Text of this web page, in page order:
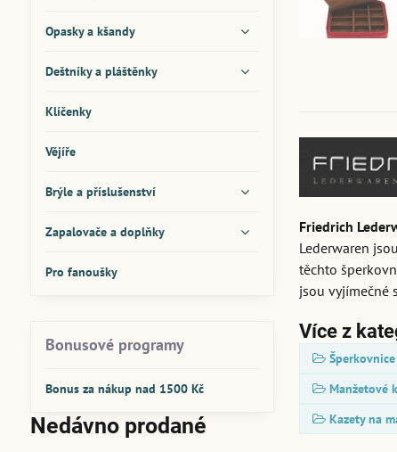
Friedrich
Lederwaren
těchto
jsou vyjímečné
Více z
Šperkovnice
Manžetové
Kazety na
Opasky a kšandy
Deštníky a pláštěnky
Klíčenky
Vějíře
Brýle a příslušenství
Zapalovače a doplňky
Pro fanoušky
Bonusové programy
Bonus za nákup nad 1500 Kč
Nedávno prodané